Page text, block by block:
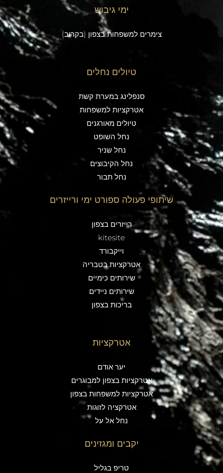
ימי גיבוש
צימרים למשפחות בצפון (בקרוב)
טיולים נחלים
סנפלינג במערת קשת
אטרקציות למשפחות
טיולים מאורגנים
נחל השופט
נחל שניר
נחל הקיבוצים
נחל תבור
שיתופי פעולה ספורט ימי ורייזרים
רייזרים בצפון
kitesite
וייקבורד
אטרקציות בטבריה
שירותים כימיים
שירותים ניידים
בריכות בצפון
אטרקציות
יער אודם
אטרקציות בצפון למבוגרים
אטרקציות למשפחות בצפון
אטרקציה לזוגות
נחל אל על
יקבים ומגזינים
טריפ בגליל